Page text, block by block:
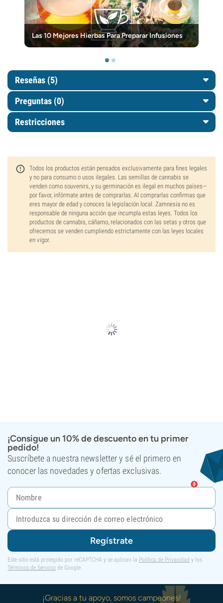
Las 10 Mejores Hierbas Para Preparar Infusiones
Reseñas (5)
Preguntas (0)
Restricciones
Todos los productos están pensados exclusivamente para fines legales
y no para consumo o usos ilegales. Las semillas de cannabis se
venden como souvenirs, y su germinación es ilegal en muchos países—
por favor, infórmate antes de comprarlas. Al comprarlas confirmas que
eres mayor de edad y conoces la legislación local. Zamnesia no es
responsable de ninguna acción que incumpla estas leyes. Todos los
productos de cannabis, cáñamo, relacionados con las setas y otros que
ofrecemos se venden cumpliendo estrictamente con las leyes locales
en vigor.
¡Consigue un 10% de descuento en tu primer
pedido!
Suscríbete a nuestra newsletter y sé el primero en
conocer las novedades y ofertas exclusivas.
Regístrate
Este sitio está protegido por reCAPTCHA y se aplican la Política de Privacidad y los
Términos de Servicio de Google.
¡Gracias a tu apoyo, somos campeones!